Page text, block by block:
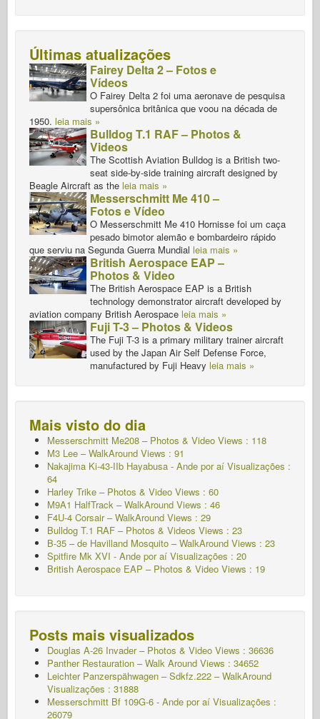
Últimas atualizações
Fairey Delta 2 – Fotos e
Vídeos
O Fairey Delta 2 foi uma aeronave de pesquisa
supersônica britânica que voou na década de
1950. leia mais »
Bulldog T.1 RAF – Photos &
Videos
The Scottish Aviation Bulldog is a British two-
seat side-by-side training aircraft designed by
Beagle Aircraft as the leia mais »
Messerschmitt Me 410 –
Fotos e Vídeo
O Messerschmitt Me 410 Hornisse foi um caça
pesado bimotor alemão e bombardeiro rápido
que serviu na Segunda Guerra Mundial leia mais »
British Aerospace EAP –
Photos & Video
The British Aerospace EAP is a British
technology demonstrator aircraft developed by
aviation company British Aerospace leia mais »
Fuji T-3 – Photos & Videos
The Fuji T-3 is a primary military trainer aircraft
used by the Japan Air Self Defense Force,
manufactured by Fuji Heavy leia mais »
Mais visto do dia
Messerschmitt Me208 – Photos & Video Views : 118
M3 Lee – WalkAround Views : 91
Nakajima Ki-43-IIb Hayabusa - Ande por aí Visualizações :
64
Harley Trike – Photos & Video Views : 60
M9A1 HalfTrack – WalkAround Views : 46
F4U-4 Corsair – WalkAround Views : 29
Bulldog T.1 RAF – Photos & Videos Views : 23
B-35 – de Havilland Mosquito – WalkAround Views : 23
Spitfire Mk XVI - Ande por aí Visualizações : 20
British Aerospace EAP – Photos & Video Views : 19
Posts mais visualizados
Douglas A-26 Invader – Photos & Video Views : 36636
Panther Restauration – Walk Around Views : 34652
Leichter Panzerspähwagen – Sdkfz.222 – WalkAround
Visualizações : 31888
Messerschmitt Bf 109G-6 - Ande por aí Visualizações :
26079